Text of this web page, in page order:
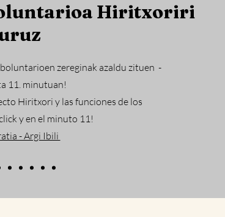
Hiritxoriri
zereginak azaldu zituen -
11. minutuan!
Hiritxori y las funciones de los
y en el minuto 11!
- Argi Ibili